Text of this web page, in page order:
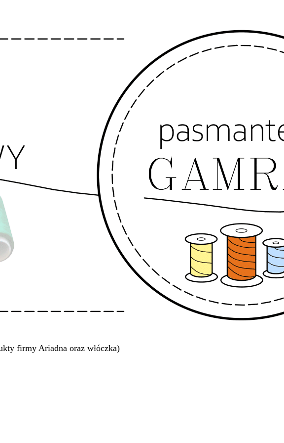
firmy Ariadna oraz włóczka)